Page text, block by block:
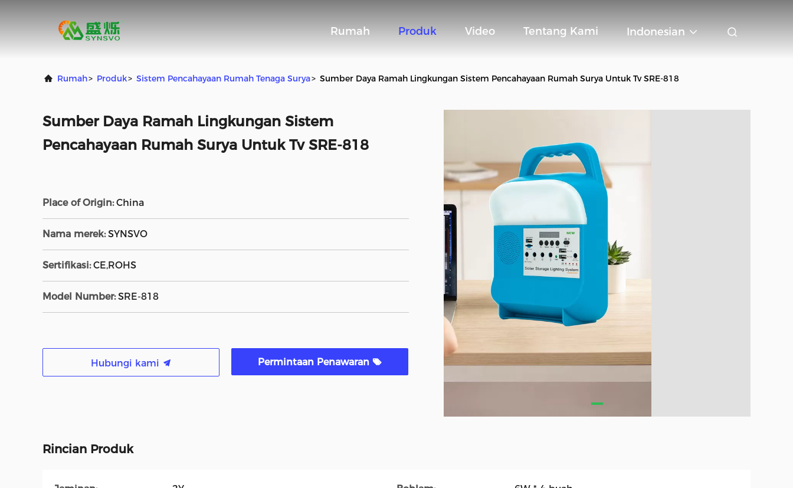
Rumah Produk Video Tentang Kami Indonesian
Rumah> Produk> Sistem Pencahayaan Rumah Tenaga Surya> Sumber Daya Ramah Lingkungan Sistem Pencahayaan Rumah Surya Untuk Tv SRE-818
Sumber Daya Ramah Lingkungan Sistem
Pencahayaan Rumah Surya Untuk Tv SRE-818
Place of Origin: China
Nama merek: SYNSVO
Sertifikasi: CE,ROHS
Model Number: SRE-818
Hubungi kami Permintaan Penawaran
Rincian Produk